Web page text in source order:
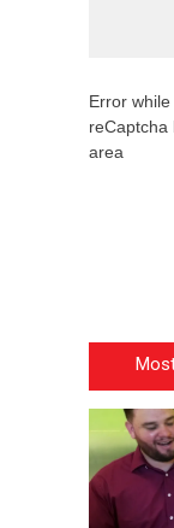
Error
reCaptcha
area